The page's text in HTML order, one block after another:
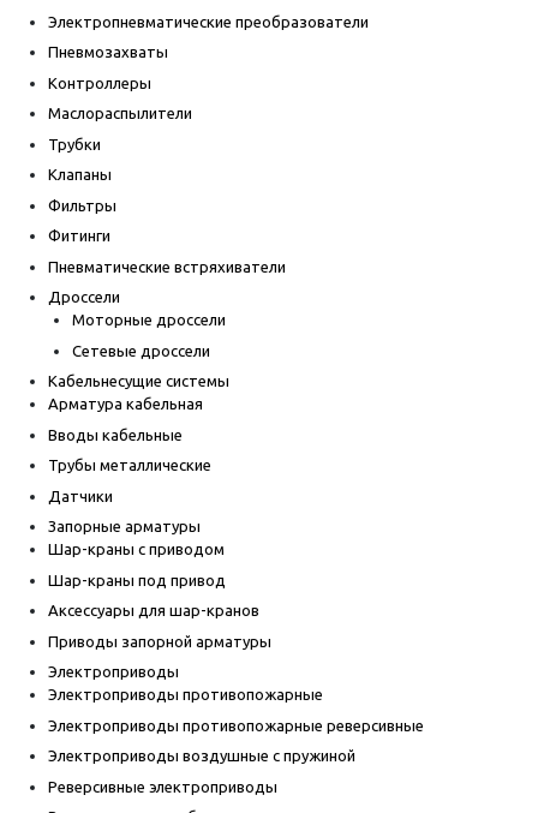
Электропневматические преобразователи
Пневмозахваты
Контроллеры
Маслораспылители
Трубки
Клапаны
Фильтры
Фитинги
Пневматические встряхиватели
Дроссели
Моторные дроссели
Сетевые дроссели
Кабельнесущие системы
Арматура кабельная
Вводы кабельные
Трубы металлические
Датчики
Запорные арматуры
Шар-краны с приводом
Шар-краны под привод
Аксессуары для шар-кранов
Приводы запорной арматуры
Электроприводы
Электроприводы противопожарные
Электроприводы противопожарные реверсивные
Электроприводы воздушные с пружиной
Реверсивные электроприводы